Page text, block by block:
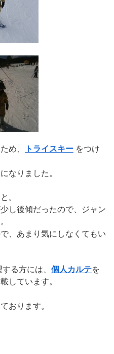
め、 トライスキー をつけ
なりました。
。
し後傾だったので、ジャン
、あまり気にしなくてもい
る方には、 個人カルテを
しています。
おります。